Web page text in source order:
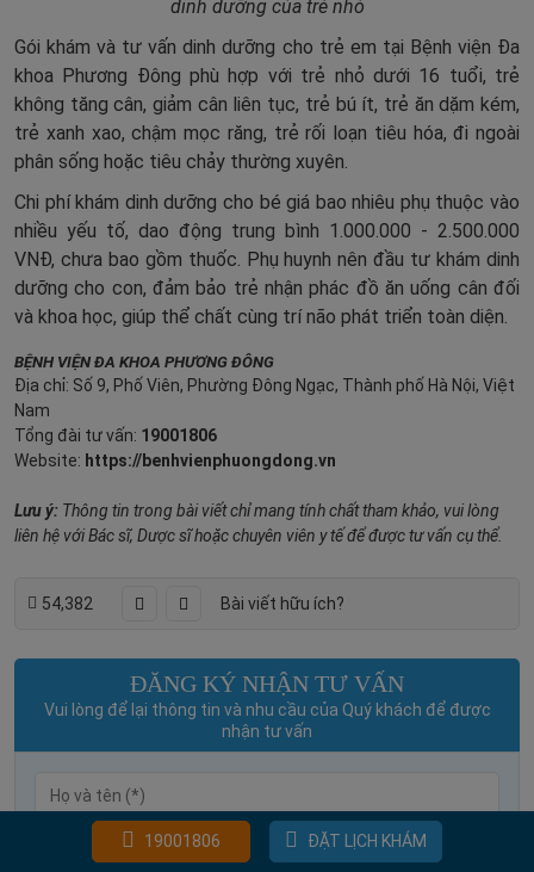
dinh dưỡng của trẻ nhỏ
Gói khám và tư vấn dinh dưỡng cho trẻ em tại Bệnh viện Đa
khoa Phương Đông phù hợp với trẻ nhỏ dưới 16 tuổi, trẻ
không tăng cân, giảm cân liên tục, trẻ bú ít, trẻ ăn dặm kém,
trẻ xanh xao, chậm mọc răng, trẻ rối loạn tiêu hóa, đi ngoài
phân sống hoặc tiêu chảy thường xuyên.
Chi phí khám dinh dưỡng cho bé giá bao nhiêu phụ thuộc vào
nhiều yếu tố, dao động trung bình 1.000.000 - 2.500.000
VNĐ, chưa bao gồm thuốc. Phụ huynh nên đầu tư khám dinh
dưỡng cho con, đảm bảo trẻ nhận phác đồ ăn uống cân đối
và khoa học, giúp thể chất cùng trí não phát triển toàn diện.
BỆNH VIỆN ĐA KHOA PHƯƠNG ĐÔNG
Địa chỉ: Số 9, Phố Viên, Phường Đông Ngạc, Thành phố Hà Nội, Việt
Nam
Tổng đài tư vấn: 19001806
Website: https://benhvienphuongdong.vn
Lưu ý: Thông tin trong bài viết chỉ mang tính chất tham khảo, vui lòng
liên hệ với Bác sĩ, Dược sĩ hoặc chuyên viên y tế để được tư vấn cụ thể.
54,382 Bài viết hữu ích?
ĐĂNG KÝ NHẬN TƯ VẤN
Vui lòng để lại thông tin và nhu cầu của Quý khách để được
nhận tư vấn
19001806 ĐẶT LỊCH KHÁM